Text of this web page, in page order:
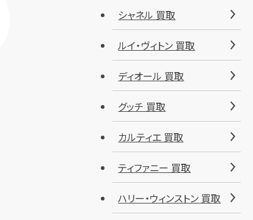
シャネル 買取
ルイ・ヴィトン 買取
ディオール 買取
グッチ 買取
カルティエ 買取
ティファニー 買取
ハリー・ウィンストン 買取